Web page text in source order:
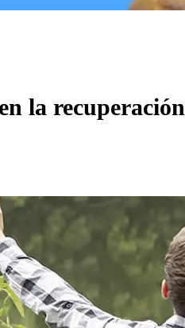
la recuperación